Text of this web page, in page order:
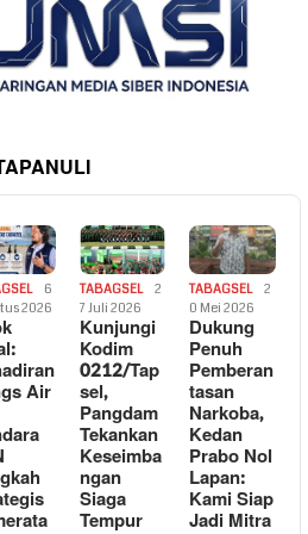
6
2026
Air
TABAGSEL
2
7 Juli 2026
Kunjungi
Kodim
0212/Tap
sel,
Pangdam
Tekankan
Keseimba
ngan
Siaga
Tempur
TABAGSEL
2
0 Mei 2026
Dukung
Penuh
Pemberan
tasan
Narkoba,
Kedan
Prabo Nol
Lapan:
Kami Siap
Jadi Mitra